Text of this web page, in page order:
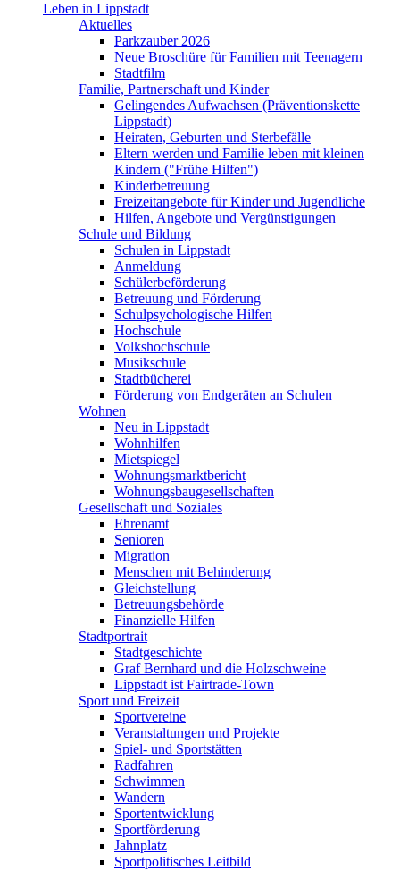
Leben in Lippstadt
Aktuelles
Parkzauber 2026
Neue Broschüre für Familien mit Teenagern
Stadtfilm
Familie, Partnerschaft und Kinder
Gelingendes Aufwachsen (Präventionskette
Lippstadt)
Heiraten, Geburten und Sterbefälle
Eltern werden und Familie leben mit kleinen
Kindern ("Frühe Hilfen")
Kinderbetreuung
Freizeitangebote für Kinder und Jugendliche
Hilfen, Angebote und Vergünstigungen
Schule und Bildung
Schulen in Lippstadt
Anmeldung
Schülerbeförderung
Betreuung und Förderung
Schulpsychologische Hilfen
Hochschule
Volkshochschule
Musikschule
Stadtbücherei
Förderung von Endgeräten an Schulen
Wohnen
Neu in Lippstadt
Wohnhilfen
Mietspiegel
Wohnungsmarktbericht
Wohnungsbaugesellschaften
Gesellschaft und Soziales
Ehrenamt
Senioren
Migration
Menschen mit Behinderung
Gleichstellung
Betreuungsbehörde
Finanzielle Hilfen
Stadtportrait
Stadtgeschichte
Graf Bernhard und die Holzschweine
Lippstadt ist Fairtrade-Town
Sport und Freizeit
Sportvereine
Veranstaltungen und Projekte
Spiel- und Sportstätten
Radfahren
Schwimmen
Wandern
Sportentwicklung
Sportförderung
Jahnplatz
Sportpolitisches Leitbild